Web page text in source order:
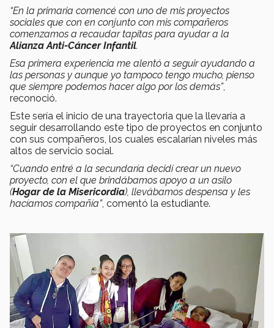
“En la primaria comencé con uno de mis proyectos
sociales que con en conjunto con mis compañeros
comenzamos a recaudar tapitas para ayudar a la
Alianza Anti-Cáncer Infantil.
Esa primera experiencia me alentó a seguir ayudando a
las personas y aunque yo tampoco tengo mucho, pienso
que siempre podemos hacer algo por los demás”,
reconoció.
Este sería el inicio de una trayectoria que la llevaría a
seguir desarrollando este tipo de proyectos en conjunto
con sus compañeros, los cuales escalarían niveles más
altos de servicio social.
“Cuando entré a la secundaría decidí crear un nuevo
proyecto, con el que brindábamos apoyo a un asilo
(Hogar de la Misericordia), llevábamos despensa y les
hacíamos compañía”, comentó la estudiante.